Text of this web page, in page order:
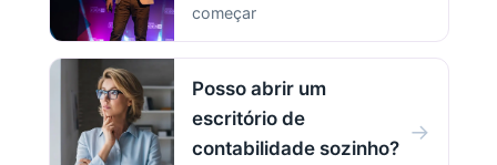
começar
Posso abrir um
escritório de
contabilidade sozinho?
→